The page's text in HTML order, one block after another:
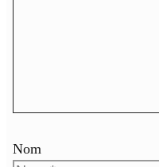
Nom